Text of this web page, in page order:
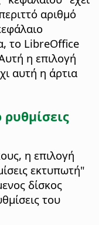
αριθμό
το LibreOffice
η επιλογή
αυτή η άρτια
η επιλογή
εκτυπωτή"
δίσκος
του